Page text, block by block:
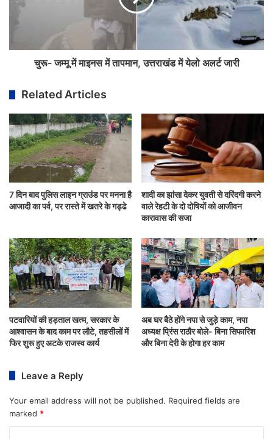
चुरू- जम्मू में माइनस में तापमान, उत्तराखंड में येलो अलर्ट जारी
Related Articles
7 दिन बाद पुलिस लाइन ग्राउंड पर मनना है
आजादी का पर्व, पर रास्ते में खतरे के गड्ढे
शादी का झांसा देकर युवती से दरिंदगी करने
वाले रेहटी के दो दोषियों को आजीवन
कारावास की सजा
पटवारियों की हड़ताल खत्म, सरकार के
आश्वासन के बाद काम पर लौटे, तहसीलों में
फिर शुरू हुए अटके राजस्व कार्य
अब घर बैठे होंगे नपा से जुड़े काम, नपा
अध्यक्ष प्रिंस राठौर बोले- बिना सिफारिश
और बिना देरी के होगा हर काम
Leave a Reply
Your email address will not be published. Required fields are
marked *